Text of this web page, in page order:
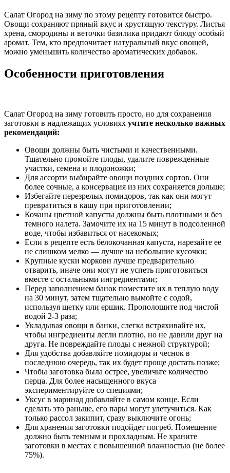
Салат Огород на зиму по этому рецепту готовится быстро.
Овощи сохраняют пряный вкус и хрустящую текстуру. Листья
хрена, смородины и веточки базилика придают блюду особый
аромат. Тем, кто предпочитает натуральный вкус овощей,
можно уменьшить количество ароматических добавок.
Особенности приготовления
Салат Огород на зиму готовить просто, но для сохранения
заготовки в надлежащих условиях учтите несколько важных
рекомендаций:
Овощи должны быть чистыми и качественными.
Тщательно промойте плоды, удалите поврежденные
участки, семена и плодоножки;
Для ассорти выбирайте овощи поздних сортов. Они
более сочные, а консервация из них сохраняется дольше;
Избегайте перезрелых помидоров, так как они могут
превратиться в кашу при приготовлении;
Кочаны цветной капусты должны быть плотными и без
темного налета. Замочите их на 15 минут в подсоленной
воде, чтобы избавиться от насекомых;
Если в рецепте есть белокочанная капуста, нарезайте ее
не слишком мелко — лучше на небольшие кусочки;
Крупные куски моркови лучше предварительно
отварить, иначе они могут не успеть приготовиться
вместе с остальными ингредиентами;
Перед заполнением банок поместите их в теплую воду
на 30 минут, затем тщательно вымойте с содой,
используя щетку или ершик. Прополощите под чистой
водой 2-3 раза;
Укладывая овощи в банки, слегка встряхивайте их,
чтобы ингредиенты легли плотно, но не давили друг на
друга. Не повреждайте плоды с нежной структурой;
Для удобства добавляйте помидоры и чеснок в
последнюю очередь, так их будет проще достать позже;
Чтобы заготовка была острее, увеличьте количество
перца. Для более насыщенного вкуса
экспериментируйте со специями;
Уксус в маринад добавляйте в самом конце. Если
сделать это раньше, его пары могут улетучиться. Как
только рассол закипит, сразу выключите огонь;
Для хранения заготовки подойдет погреб. Помещение
должно быть темным и прохладным. Не храните
заготовки в местах с повышенной влажностью (не более
75%).